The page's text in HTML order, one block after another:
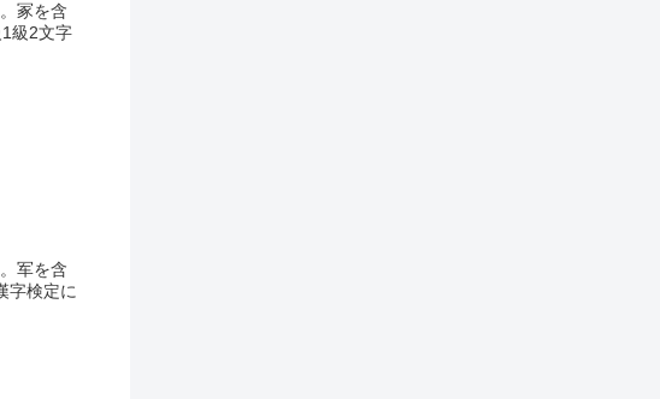
冢を含
級2文字
军を含
字検定に